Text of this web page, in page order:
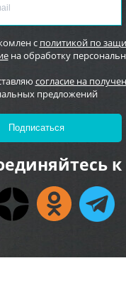
с политикой по
на обработку
согласие на
предложений